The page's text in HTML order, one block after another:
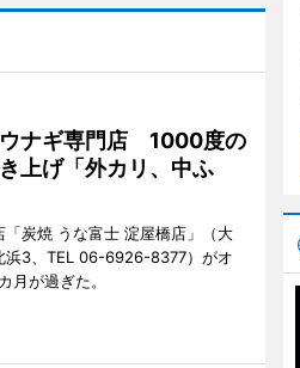
ナギ専門店 1000度の
上げ「外カリ、中ふ
「炭焼 うな富士 淀屋橋店」（大
浜3、TEL 06-6926-8377）がオ
月が過ぎた。